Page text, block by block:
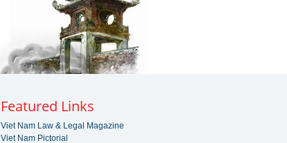
Featured Links
Viet Nam Law & Legal Magazine
Viet Nam Pictorial